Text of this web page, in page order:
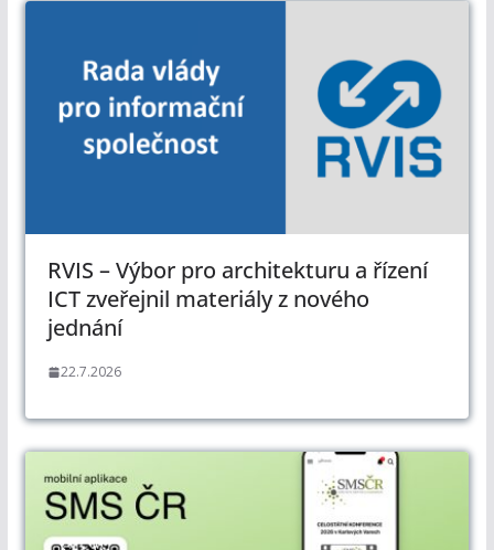
RVIS – Výbor pro architekturu a řízení
ICT zveřejnil materiály z nového
jednání
22.7.2026